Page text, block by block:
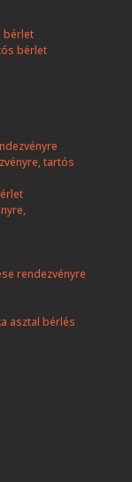
bérlet
bérlet
tartós
rendezvényre
asztal bérlés